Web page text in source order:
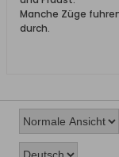
Manche Züge
durch.